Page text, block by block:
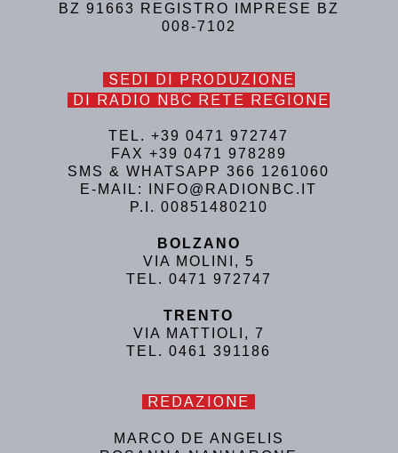
BZ 91663 REGISTRO IMPRESE BZ
008-7102
SEDI DI PRODUZIONE
DI RADIO NBC RETE REGIONE
TEL. +39 0471 972747
FAX +39 0471 978289
SMS & WHATSAPP 366 1261060
E-MAIL: INFO@RADIONBC.IT
P.I. 00851480210
BOLZANO
VIA MOLINI, 5
TEL. 0471 972747
TRENTO
VIA MATTIOLI, 7
TEL. 0461 391186
REDAZIONE
MARCO DE ANGELIS